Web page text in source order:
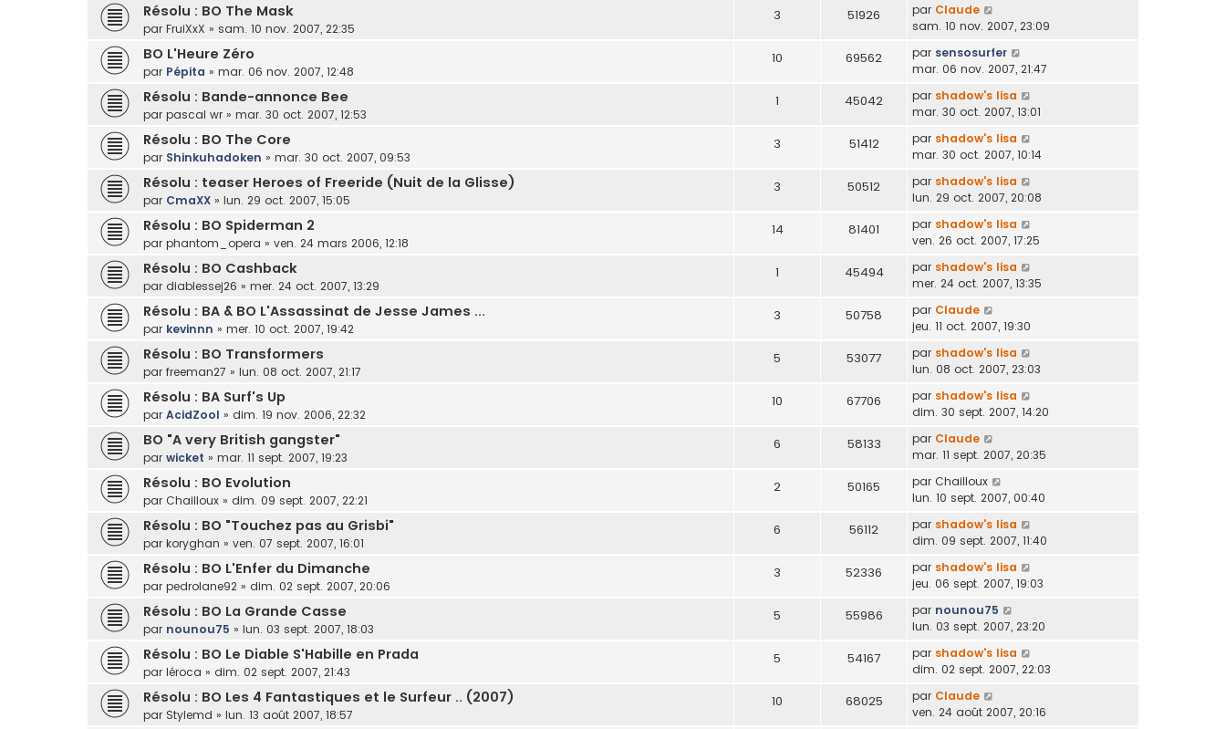
Résolu : BO The Mask
par FruiXxX » sam. 10 nov. 2007, 22:35
3 51926 par Claude
sam. 10 nov. 2007, 23:09
BO L'Heure Zéro
par Pépita » mar. 06 nov. 2007, 12:48
10 69562 par sensosurfer
mar. 06 nov. 2007, 21:47
Résolu : Bande-annonce Bee
par pascal wr » mar. 30 oct. 2007, 12:53
1 45042 par shadow's lisa
mar. 30 oct. 2007, 13:01
Résolu : BO The Core
par Shinkuhadoken » mar. 30 oct. 2007, 09:53
3 51412 par shadow's lisa
mar. 30 oct. 2007, 10:14
Résolu : teaser Heroes of Freeride (Nuit de la Glisse)
par CmaXX » lun. 29 oct. 2007, 15:05
3 50512 par shadow's lisa
lun. 29 oct. 2007, 20:08
Résolu : BO Spiderman 2
par phantom_opera » ven. 24 mars 2006, 12:18
14 81401 par shadow's lisa
ven. 26 oct. 2007, 17:25
Résolu : BO Cashback
par diablessej26 » mer. 24 oct. 2007, 13:29
1 45494 par shadow's lisa
mer. 24 oct. 2007, 13:35
Résolu : BA & BO L'Assassinat de Jesse James ...
par kevinnn » mer. 10 oct. 2007, 19:42
3 50758 par Claude
jeu. 11 oct. 2007, 19:30
Résolu : BO Transformers
par freeman27 » lun. 08 oct. 2007, 21:17
5 53077 par shadow's lisa
lun. 08 oct. 2007, 23:03
Résolu : BA Surf's Up
par AcidZool » dim. 19 nov. 2006, 22:32
10 67706 par shadow's lisa
dim. 30 sept. 2007, 14:20
BO "A very British gangster"
par wicket » mar. 11 sept. 2007, 19:23
6 58133 par Claude
mar. 11 sept. 2007, 20:35
Résolu : BO Evolution
par Chailloux » dim. 09 sept. 2007, 22:21
2 50165 par Chailloux
lun. 10 sept. 2007, 00:40
Résolu : BO "Touchez pas au Grisbi"
par koryghan » ven. 07 sept. 2007, 16:01
6 56112 par shadow's lisa
dim. 09 sept. 2007, 11:40
Résolu : BO L'Enfer du Dimanche
par pedrolane92 » dim. 02 sept. 2007, 20:06
3 52336 par shadow's lisa
jeu. 06 sept. 2007, 19:03
Résolu : BO La Grande Casse
par nounou75 » lun. 03 sept. 2007, 18:03
5 55986 par nounou75
lun. 03 sept. 2007, 23:20
Résolu : BO Le Diable S'Habille en Prada
par léroca » dim. 02 sept. 2007, 21:43
5 54167 par shadow's lisa
dim. 02 sept. 2007, 22:03
Résolu : BO Les 4 Fantastiques et le Surfeur .. (2007)
par Stylemd » lun. 13 août 2007, 18:57
10 68025 par Claude
ven. 24 août 2007, 20:16